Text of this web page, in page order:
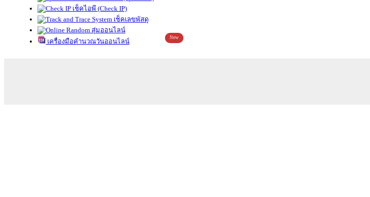
เช็คไอพี (Check IP)
เช็คเลขพัสดุ
สุ่มออนไลน์
เครื่องมือคำนวณวันออนไลน์
New